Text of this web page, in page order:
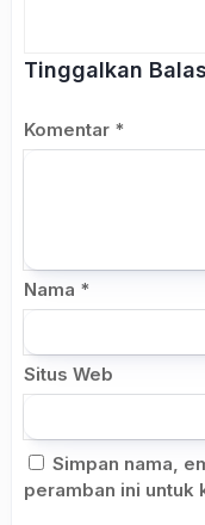
Tinggalkan
Komentar *
Nama *
Situs Web
Simpan nama,
peramban ini untuk